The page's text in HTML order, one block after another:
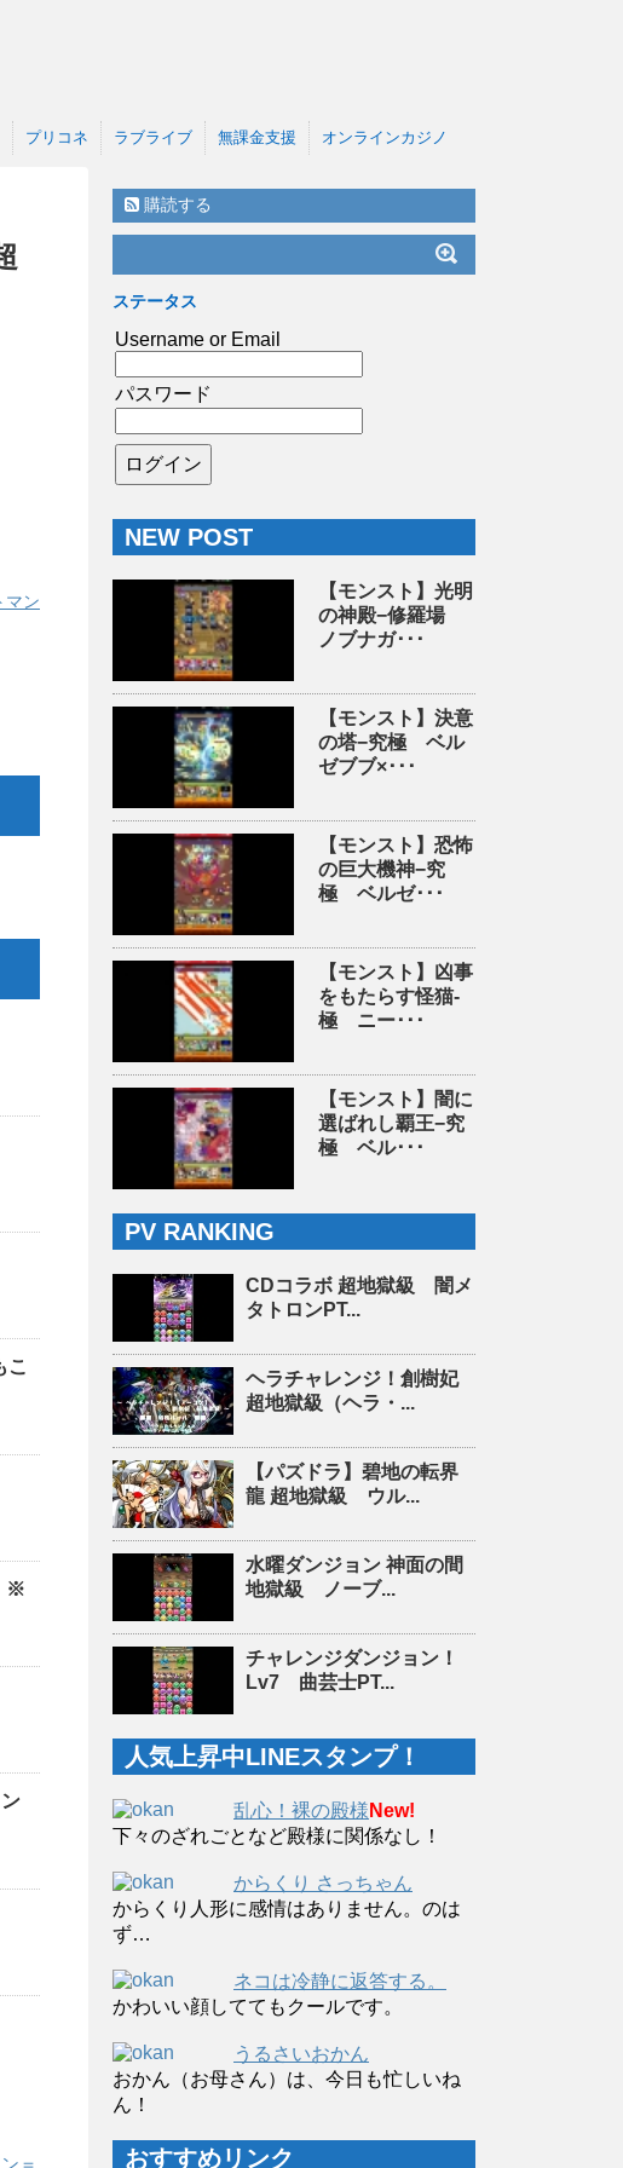
プリコネ ラブライブ 無課金支援 オンラインカジノ
マン
こ
※
＝
購読する
ステータス
Username or Email
パスワード
NEW POST
【モンスト】光明
の神殿−修羅場
ノブナガ･･･
【モンスト】決意
の塔−究極 ベル
ゼブブ×･･･
【モンスト】恐怖
の巨大機神−究
極 ベルゼ･･･
【モンスト】凶事
をもたらす怪猫-
極 ニー･･･
【モンスト】闇に
選ばれし覇王−究
極 ベル･･･
PV RANKING
CDコラボ 超地獄級 闇メ
タトロンPT...
ヘラチャレンジ！創樹妃
超地獄級（ヘラ・...
【パズドラ】碧地の転界
龍 超地獄級 ウル...
水曜ダンジョン 神面の間
地獄級 ノーブ...
チャレンジダンジョン！
Lv7 曲芸士PT...
人気上昇中LINEスタンプ！
乱心！裸の殿様 New!
下々のざれごとなど殿様に関係なし！
からくり さっちゃん
からくり人形に感情はありません。のは
ず…
ネコは冷静に返答する。
かわいい顔しててもクールです。
うるさいおかん
おかん（お母さん）は、今日も忙しいね
ん！
おすすめリンク